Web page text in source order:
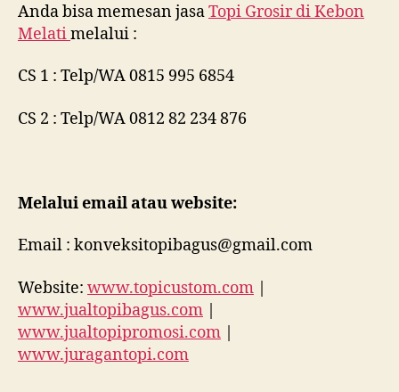
Anda bisa memesan jasaTopi Grosir diKebon
Melatimelalui :
CS 1 : Telp/WA 0815 995 6854
CS 2 : Telp/WA 0812 82 234 876
Melalui email atau website:
Email : konveksitopibagus@gmail.com
Website: www.topicustom.com |
www.jualtopibagus.com |
www.jualtopipromosi.com |
www.juragantopi.com